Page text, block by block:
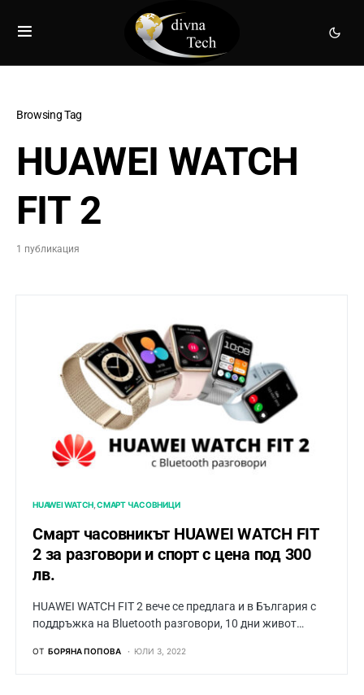
Browsing Tag
HUAWEI WATCH
FIT 2
1 публикация
HUAWEI WATCH СМАРТ ЧАСОВНИЦИ
Смарт часовникът HUAWEI WATCH FIT
2 за разговори и спорт с цена под 300
лв.
HUAWEI WATCH FIT 2 вече се предлага и в България с
поддръжка на Bluetooth разговори, 10 дни живот…
ОТ БОРЯНА ПОПОВА ЮЛИ 3, 2022